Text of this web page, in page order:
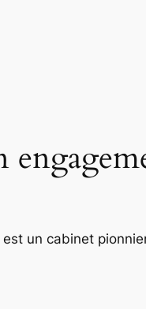
est un cabinet